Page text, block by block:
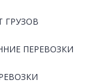
ГРУЗОВ
ПЕРЕВОЗКИ